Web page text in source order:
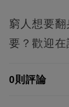
窮人想要
要？歡迎在
0則評論